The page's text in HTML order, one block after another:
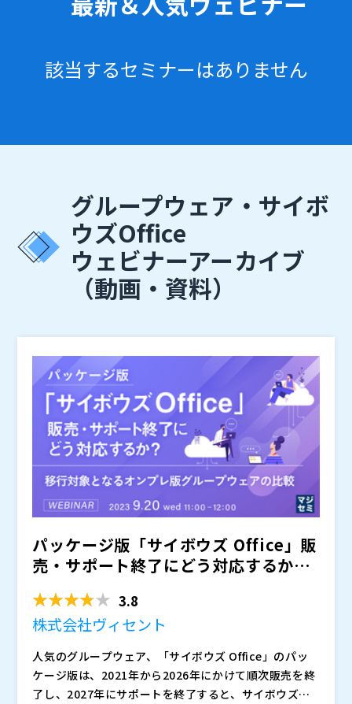
該当するセミナーはありません
グループウェア・サイボ
ウズOffice
ウェビナーアーカイブ
（動画・資料）
パッケージ版「サイボウズ Office」販
売・サポート終了にどう対応するか？
3.8
株式会社ヴィセント
人気のグループウェア、「サイボウズ Office」のパッ
ケージ版は、2021年から2026年にかけて順次販売を終
了し、2027年にサポートを終了すると、サイボウズ社